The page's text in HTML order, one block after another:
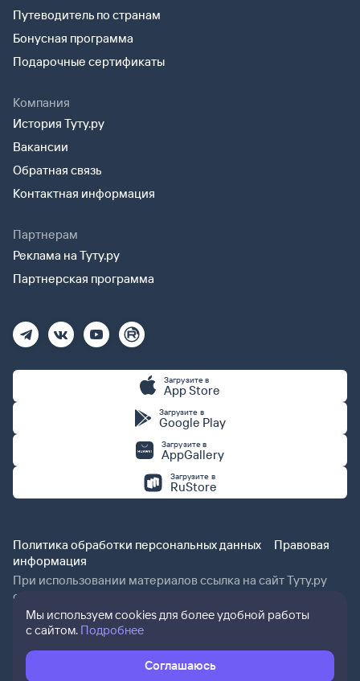
Путеводитель по странам
Бонусная программа
Подарочные сертификаты
Компания
История Туту.ру
Вакансии
Обратная связь
Контактная информация
Партнерам
Реклама на Туту.ру
Партнерская программа
Загрузите в
App Store
Загрузите в
Google Play
Загрузите в
AppGallery
Загрузите в
RuStore
Политика обработки персональных данных
Правовая
информация
При использовании материалов ссылка на сайт Туту.ру
обязательна.
Мы используем cookies для более удобной работы
с сайтом. Подробнее
Соглашаюсь